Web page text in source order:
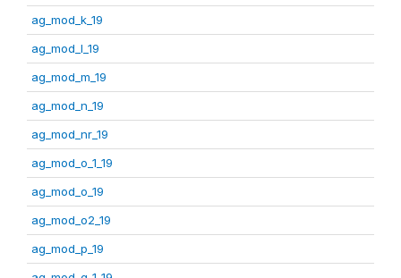
ag_mod_k_19
ag_mod_l_19
ag_mod_m_19
ag_mod_n_19
ag_mod_nr_19
ag_mod_o_1_19
ag_mod_o_19
ag_mod_o2_19
ag_mod_p_19